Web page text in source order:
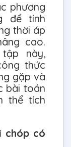
phương
để tính
thời áp
cao.
này,
thức
gặp và
bài toán
thể tích
chóp có